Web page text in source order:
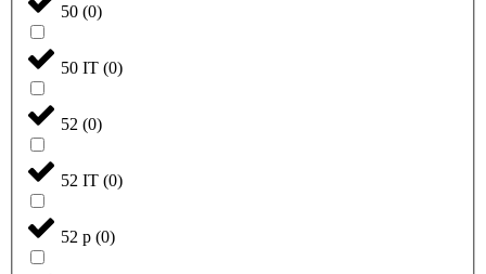
50 (0)
50 IT (0)
52 (0)
52 IT (0)
52 р (0)